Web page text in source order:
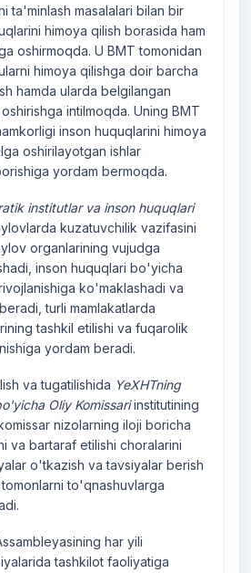
ta'minlash masalalari bilan bir
himoya qilish borasida ham
oshirmoqda. U BMT tomonidan
himoya qilishga doir barcha
hamda ularda belgilangan
intilmoqda. Uning BMT
inson huquqlarini himoya
oshirilayotgan ishlar
yordam bermoqda.
institutlar va inson huquqlari
kuzatuvchilik vazifasini
organlarining vujudga
inson huquqlari bo'yicha
ko'maklashadi va
turli mamlakatlarda
tashkil etilishi va fuqarolik
yordam beradi.
va tugatilishida YeXHTning
Oliy Komissariinstitutining
nizolarning iloji boricha
va bartaraf etilishi choralarini
o'tkazish va tavsiyalar berish
to'qnashuvlarga
har yili
tashkilot faoliyatiga